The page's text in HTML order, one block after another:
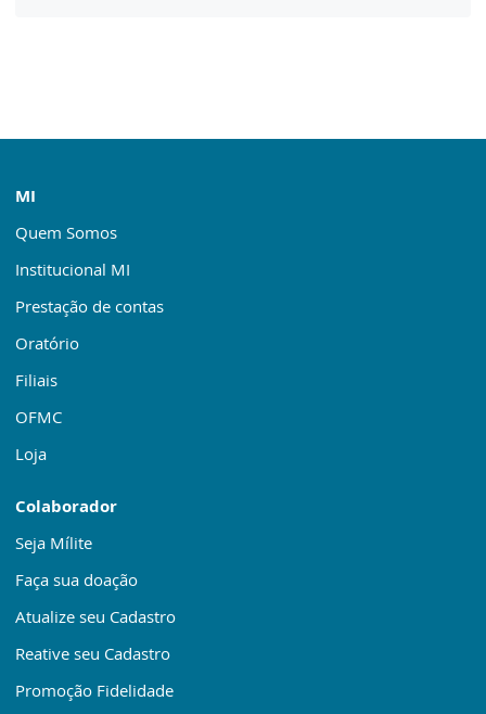
MI
Quem Somos
Institucional MI
Prestação de contas
Oratório
Filiais
OFMC
Loja
Colaborador
Seja Mílite
Faça sua doação
Atualize seu Cadastro
Reative seu Cadastro
Promoção Fidelidade